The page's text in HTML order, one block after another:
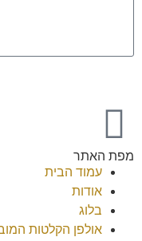
מפת האתר
עמוד הבית
אודות
בלוג
אולפן הקלטות